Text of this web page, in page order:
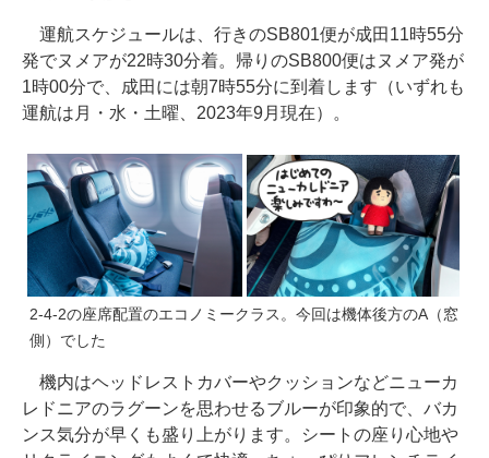
運航スケジュールは、行きのSB801便が成田11時55分
発でヌメアが22時30分着。帰りのSB800便はヌメア発が
1時00分で、成田には朝7時55分に到着します（いずれも
運航は月・水・土曜、2023年9月現在）。
2-4-2の座席配置のエコノミークラス。今回は機体後方のA（窓
側）でした
機内はヘッドレストカバーやクッションなどニューカ
レドニアのラグーンを思わせるブルーが印象的で、バカ
ンス気分が早くも盛り上がります。シートの座り心地や